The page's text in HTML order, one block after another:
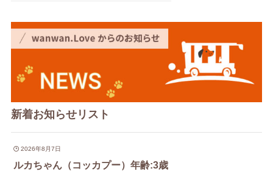
新着お知らせリスト
2026年8月7日
ルカちゃん（コッカプー）年齢:3歳